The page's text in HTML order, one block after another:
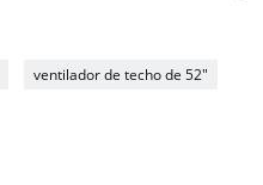
ventilador de techo de 52"